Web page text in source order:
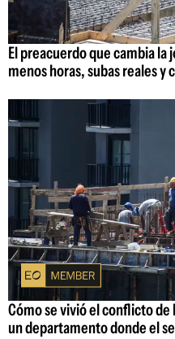
El preacuerdo que cambia
menos horas, subas reales y
Cómo se vivió el conflicto
un departamento donde el